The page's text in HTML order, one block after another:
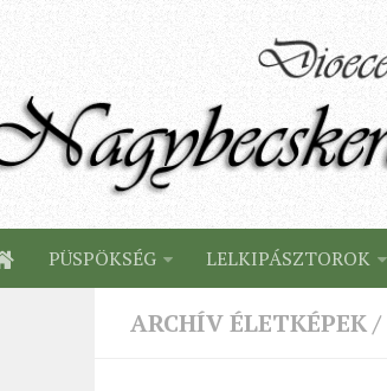
PÜSPÖKSÉG LELKIPÁSZTOROK
ARCHÍV ÉLETKÉPEK/